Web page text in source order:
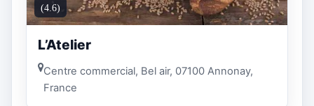
(4.6)
L’Atelier
Centre commercial, Bel air, 07100 Annonay,
France